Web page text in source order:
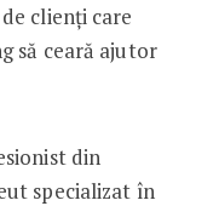
clienți care
să ceară ajutor
din
specializat în